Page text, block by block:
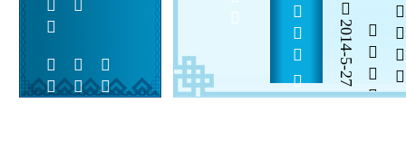
2014-5-27